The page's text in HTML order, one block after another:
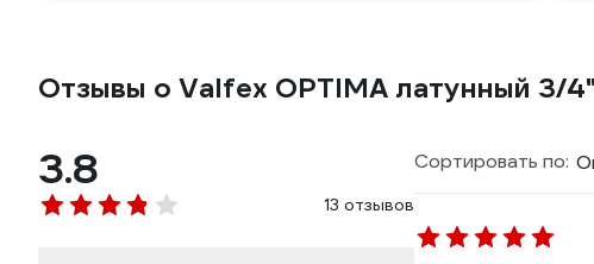
Отзывы о Valfex OPTIMA латунный 3/
3.8
13 отзывов
Сортировать по: